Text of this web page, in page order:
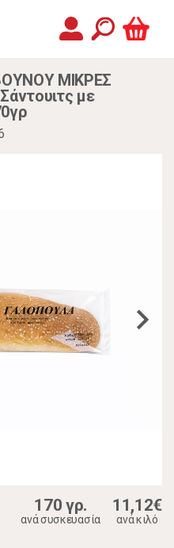
ΜΙΚΡΕΣ
με
170 γρ.
ανά συσκευασία
11,12€
ανά κιλό